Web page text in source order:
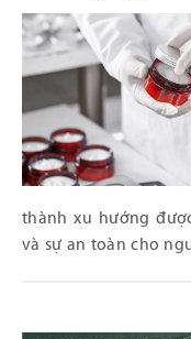
thành xu hướng
và sự an toàn cho